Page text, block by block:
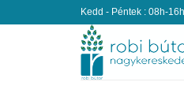
Kedd - Péntek : 08h-